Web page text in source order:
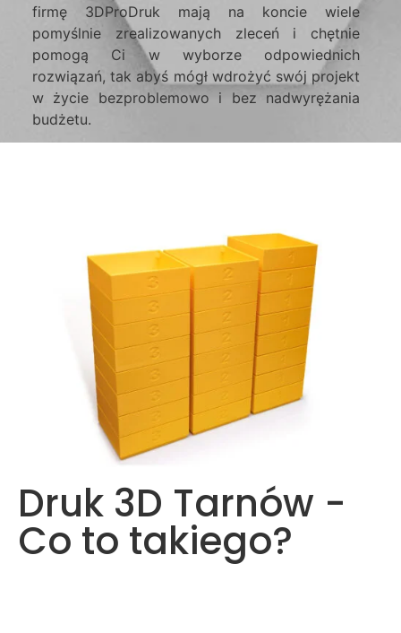
firmę 3DProDruk mają na koncie wiele
pomyślnie zrealizowanych zleceń i chętnie
pomogą Ci w wyborze odpowiednich
rozwiązań, tak abyś mógł wdrożyć swój projekt
w życie bezproblemowo i bez nadwyrężania
budżetu.
Druk 3D Tarnów -
Co to takiego?